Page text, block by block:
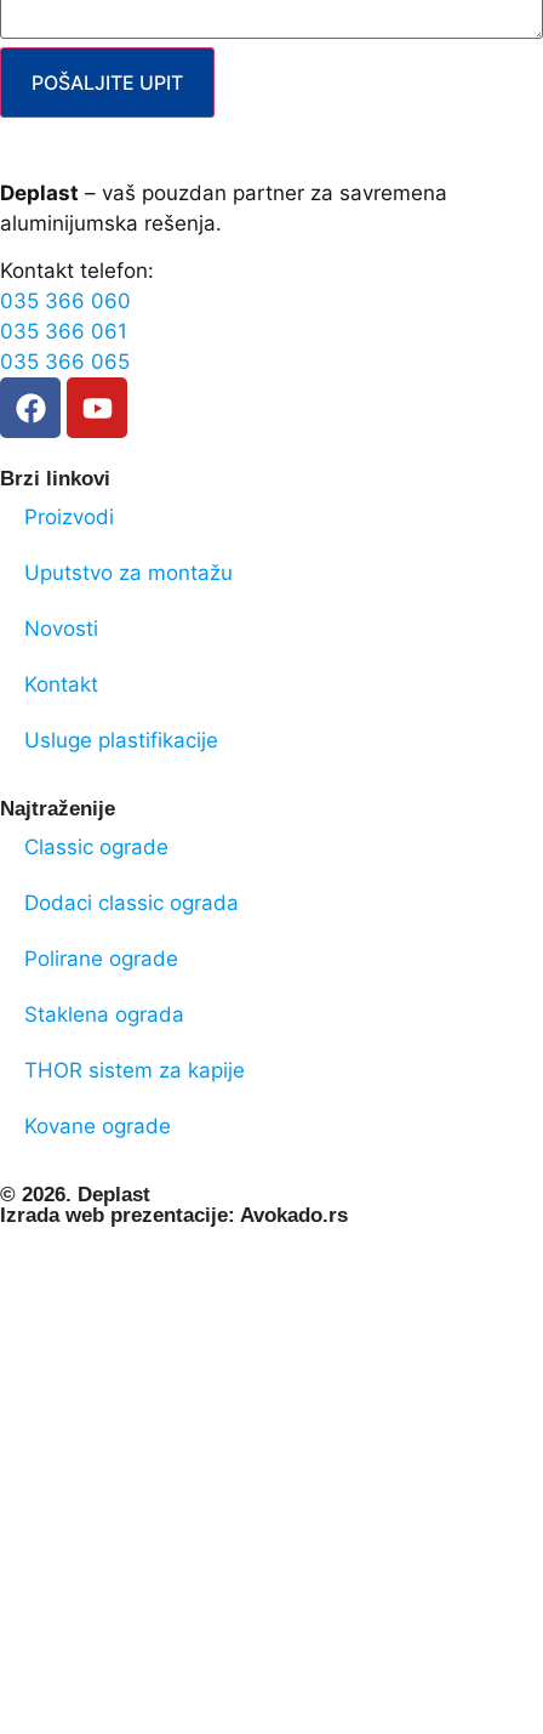
POŠALJITE UPIT
Deplast – vaš pouzdan partner za savremena
aluminijumska rešenja.
Kontakt telefon:
035 366 060
035 366 061
035 366 065
Brzi linkovi
Proizvodi
Uputstvo za montažu
Novosti
Kontakt
Usluge plastifikacije
Najtraženije
Classic ograde
Dodaci classic ograda
Polirane ograde
Staklena ograda
THOR sistem za kapije
Kovane ograde
© 2026. Deplast
Izrada web prezentacije: Avokado.rs